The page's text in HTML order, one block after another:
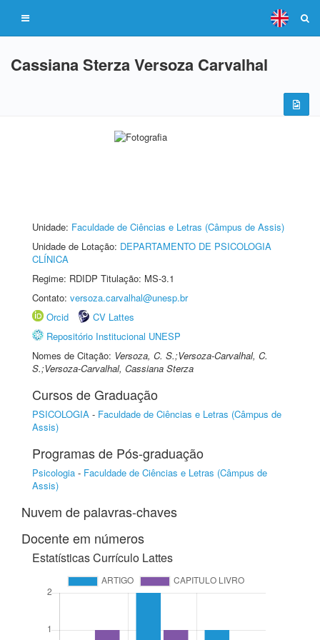
Cassiana Sterza Versoza Carvalhal
Unidade: Faculdade de Ciências e Letras (Câmpus de Assis)
Unidade de Lotação: DEPARTAMENTO DE PSICOLOGIA
CLÍNICA
Regime: RDIDP Titulação: MS-3.1
Contato: versoza.carvalhal@unesp.br
Orcid
CV Lattes
Repositório Institucional UNESP
Nomes de Citação: Versoza, C. S.;Versoza-Carvalhal, C.
S.;Versoza-Carvalhal, Cassiana Sterza
Cursos de Graduação
PSICOLOGIA - Faculdade de Ciências e Letras (Câmpus de
Assis)
Programas de Pós-graduação
Psicologia - Faculdade de Ciências e Letras (Câmpus de
Assis)
Nuvem de palavras-chaves
Docente em números
Estatísticas Currículo Lattes